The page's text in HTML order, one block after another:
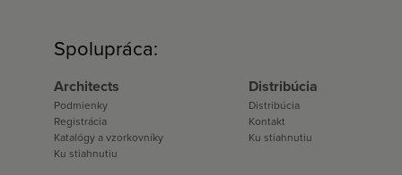
Spolupráca:
Architects
Podmienky
Registrácia
Katalógy a vzorkovníky
Ku stiahnutiu
Distribúcia
Distribúcia
Kontakt
Ku stiahnutiu